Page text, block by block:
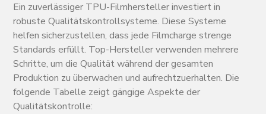
Ein zuverlässiger TPU-Filmhersteller investiert in
robuste Qualitätskontrollsysteme. Diese Systeme
helfen sicherzustellen, dass jede Filmcharge strenge
Standards erfüllt. Top-Hersteller verwenden mehrere
Schritte, um die Qualität während der gesamten
Produktion zu überwachen und aufrechtzuerhalten. Die
folgende Tabelle zeigt gängige Aspekte der
Qualitätskontrolle: